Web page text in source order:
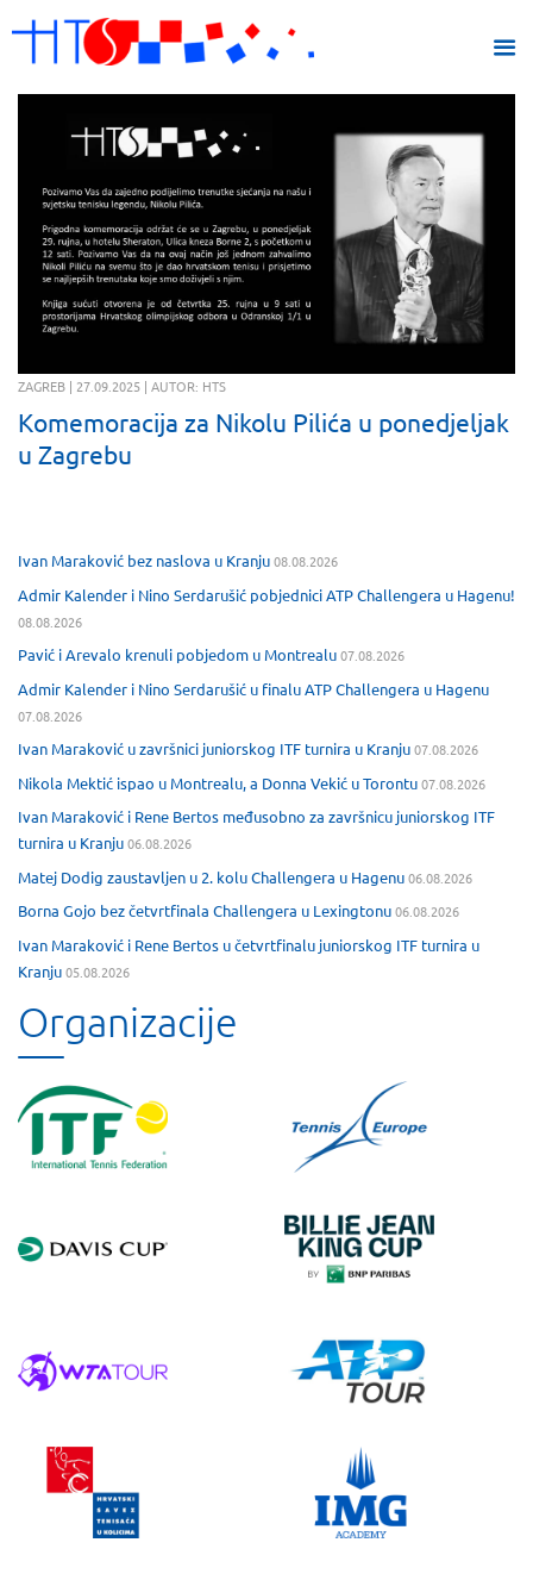
ZAGREB | 27.09.2025 | AUTOR: HTS
Komemoracija za Nikolu Pilića u ponedjeljak
u Zagrebu
Ivan Maraković bez naslova u Kranju08.08.2026
Admir Kalender i Nino Serdarušić pobjednici ATP Challengera u Hagenu!
08.08.2026
Pavić i Arevalo krenuli pobjedom u Montrealu07.08.2026
Admir Kalender i Nino Serdarušić u finalu ATP Challengera u Hagenu
07.08.2026
Ivan Maraković u završnici juniorskog ITF turnira u Kranju07.08.2026
Nikola Mektić ispao u Montrealu, a Donna Vekić u Torontu07.08.2026
Ivan Maraković i Rene Bertos međusobno za završnicu juniorskog ITF
turnira u Kranju06.08.2026
Matej Dodig zaustavljen u 2. kolu Challengera u Hagenu06.08.2026
Borna Gojo bez četvrtfinala Challengera u Lexingtonu06.08.2026
Ivan Maraković i Rene Bertos u četvrtfinalu juniorskog ITF turnira u
Kranju05.08.2026
Organizacije